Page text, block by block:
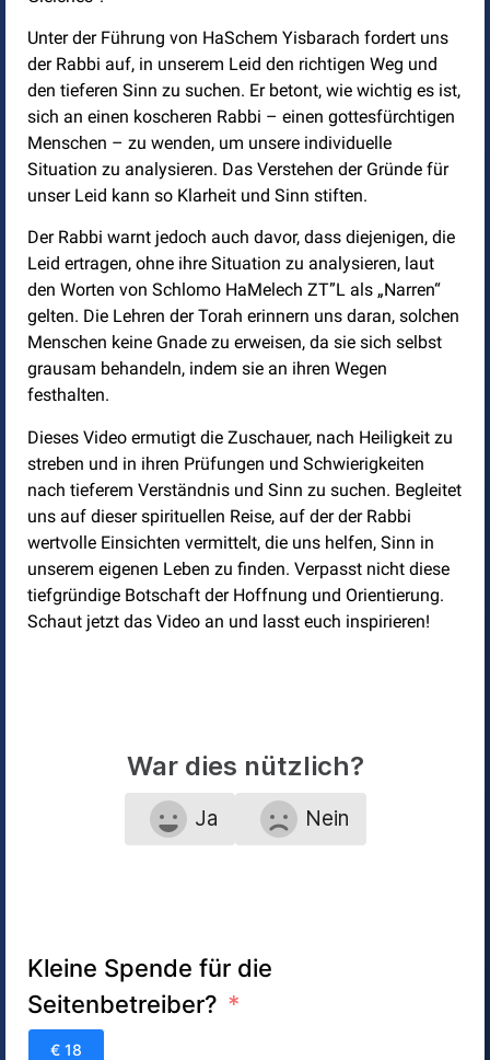
Unter der Führung von HaSchem Yisbarach fordert uns
der Rabbi auf, in unserem Leid den richtigen Weg und
den tieferen Sinn zu suchen. Er betont, wie wichtig es ist,
sich an einen koscheren Rabbi – einen gottesfürchtigen
Menschen – zu wenden, um unsere individuelle
Situation zu analysieren. Das Verstehen der Gründe für
unser Leid kann so Klarheit und Sinn stiften.
Der Rabbi warnt jedoch auch davor, dass diejenigen, die
Leid ertragen, ohne ihre Situation zu analysieren, laut
den Worten von Schlomo HaMelech ZT”L als „Narren“
gelten. Die Lehren der Torah erinnern uns daran, solchen
Menschen keine Gnade zu erweisen, da sie sich selbst
grausam behandeln, indem sie an ihren Wegen
festhalten.
Dieses Video ermutigt die Zuschauer, nach Heiligkeit zu
streben und in ihren Prüfungen und Schwierigkeiten
nach tieferem Verständnis und Sinn zu suchen. Begleitet
uns auf dieser spirituellen Reise, auf der der Rabbi
wertvolle Einsichten vermittelt, die uns helfen, Sinn in
unserem eigenen Leben zu finden. Verpasst nicht diese
tiefgründige Botschaft der Hoffnung und Orientierung.
Schaut jetzt das Video an und lasst euch inspirieren!
War dies nützlich?
Ja Nein
Kleine Spende für die
Seitenbetreiber?
€ 18